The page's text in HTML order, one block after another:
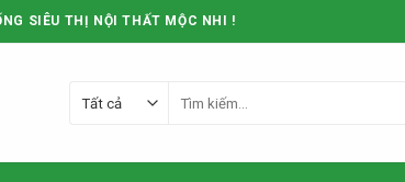
SIÊU THỊ NỘI THẤT MỘC NHI !
kiếm: